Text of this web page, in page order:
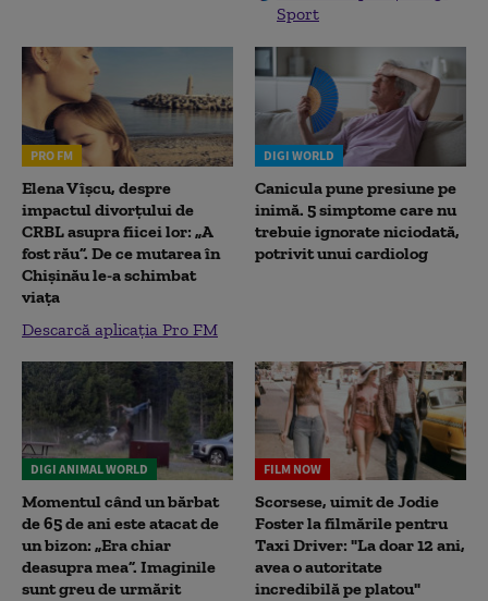
Sport
PRO FM
Elena Vîșcu, despre
impactul divorțului de
CRBL asupra fiicei lor: „A
fost rău”. De ce mutarea în
Chișinău le-a schimbat
viața
Descarcă aplicația Pro FM
DIGI WORLD
Canicula pune presiune pe
inimă. 5 simptome care nu
trebuie ignorate niciodată,
potrivit unui cardiolog
DIGI ANIMAL WORLD
Momentul când un bărbat
de 65 de ani este atacat de
un bizon: „Era chiar
deasupra mea”. Imaginile
sunt greu de urmărit
FILM NOW
Scorsese, uimit de Jodie
Foster la filmările pentru
Taxi Driver: "La doar 12 ani,
avea o autoritate
incredibilă pe platou"